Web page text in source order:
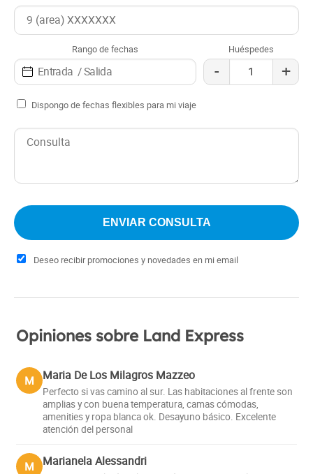
Tarjetas de crédito
Transfers gratis
Wi-Fi gratis
Distancia al aeropuerto: 200 mt
Check in: 15:00 h
Check out: 10:00 h
Rango de fechas Huéspedes
- +
Dispongo de fechas flexibles para mi viaje
Deseo recibir promociones y novedades en mi email
Opiniones sobre Land Express
M Maria De Los Milagros Mazzeo
Perfecto si vas camino al sur. Las habitaciones al frente son
amplias y con buena temperatura, camas cómodas,
amenities y ropa blanca ok. Desayuno básico. Excelente
atención del personal
M Marianela Alessandri